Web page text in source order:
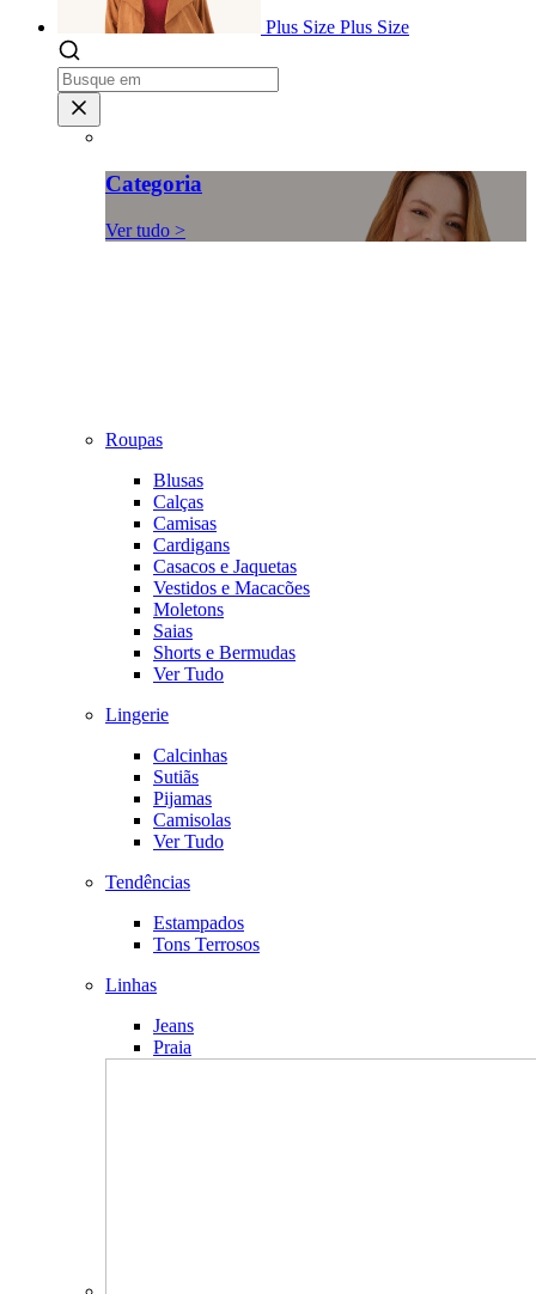
Plus Size Plus Size
Categoria
Ver tudo >
Roupas
Blusas
Calças
Camisas
Cardigans
Casacos e Jaquetas
Vestidos e Macacões
Moletons
Saias
Shorts e Bermudas
Ver Tudo
Lingerie
Calcinhas
Sutiãs
Pijamas
Camisolas
Ver Tudo
Tendências
Estampados
Tons Terrosos
Linhas
Jeans
Praia